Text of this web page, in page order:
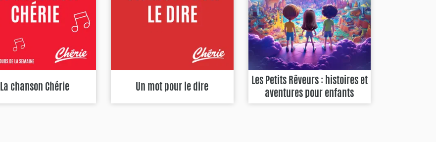
La chanson Chérie Un mot pour le dire
Les Petits Rêveurs : histoires et
aventures pour enfants